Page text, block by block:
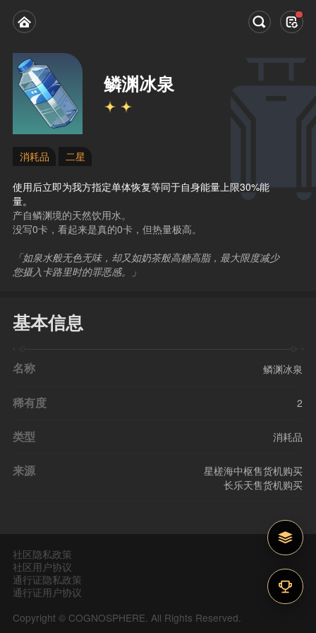
鳞渊冰泉
消耗品 二星
使用后立即为我方指定单体恢复等同于自身能量上限30%能
量。
产自鳞渊境的天然饮用水。
没写0卡，看起来是真的0卡，但热量极高。
「如泉水般无色无味，却又如奶茶般高糖高脂，最大限度减少
您摄入卡路里时的罪恶感。」
基本信息
名称 鳞渊冰泉
稀有度 2
类型 消耗品
来源
星槎海中枢售货机购买
长乐天售货机购买
社区隐私政策
社区用户协议
通行证隐私政策
通行证用户协议
Copyright © COGNOSPHERE. All Rights Reserved.